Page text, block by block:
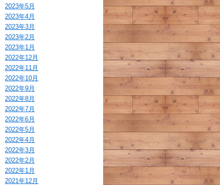
2023年5月
2023年4月
2023年3月
2023年2月
2023年1月
2022年12月
2022年11月
2022年10月
2022年9月
2022年8月
2022年7月
2022年6月
2022年5月
2022年4月
2022年3月
2022年2月
2022年1月
2021年12月